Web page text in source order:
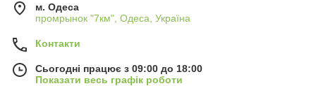
м. Одеса
промрынок "7км", Одеса, Україна
Контакти
Сьогодні працює з 09:00 до 18:00
Показати весь графік роботи